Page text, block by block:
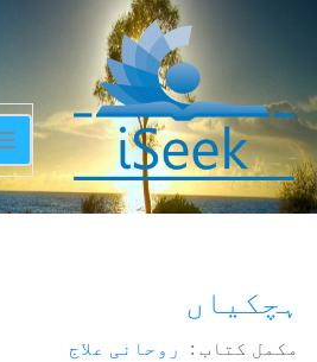
ہچکیاں
مکمل کتاب : روحانی علاج